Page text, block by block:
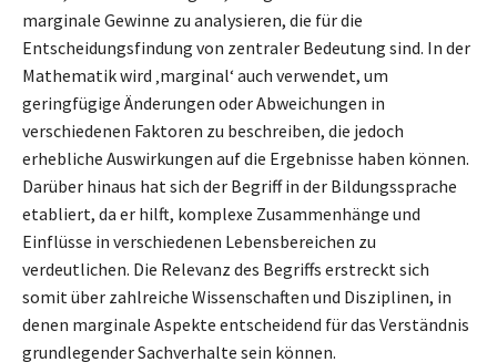
marginale Gewinne zu analysieren, die für die
Entscheidungsfindung von zentraler Bedeutung sind. In der
Mathematik wird ‚marginal‘ auch verwendet, um
geringfügige Änderungen oder Abweichungen in
verschiedenen Faktoren zu beschreiben, die jedoch
erhebliche Auswirkungen auf die Ergebnisse haben können.
Darüber hinaus hat sich der Begriff in der Bildungssprache
etabliert, da er hilft, komplexe Zusammenhänge und
Einflüsse in verschiedenen Lebensbereichen zu
verdeutlichen. Die Relevanz des Begriffs erstreckt sich
somit über zahlreiche Wissenschaften und Disziplinen, in
denen marginale Aspekte entscheidend für das Verständnis
grundlegender Sachverhalte sein können.